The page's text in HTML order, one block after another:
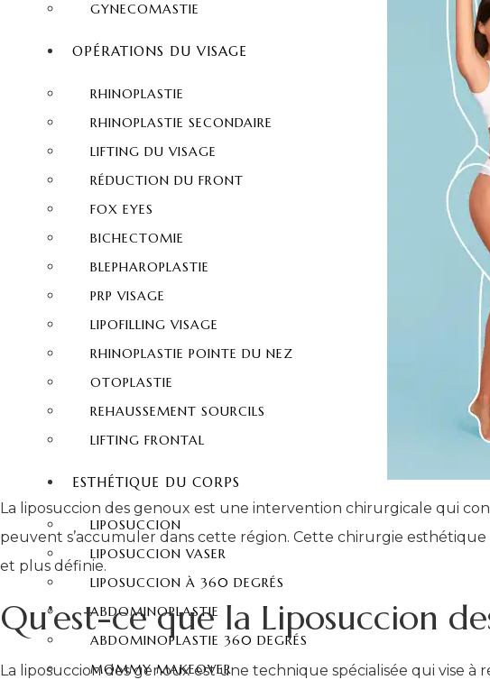
GYNECOMASTIE
OPÉRATIONS DU VISAGE
RHINOPLASTIE
RHINOPLASTIE SECONDAIRE
LIFTING DU VISAGE
RÉDUCTION DU FRONT
FOX EYES
BICHECTOMIE
BLEPHAROPLASTIE
PRP VISAGE
LIPOFILLING VISAGE
RHINOPLASTIE POINTE DU NEZ
OTOPLASTIE
REHAUSSEMENT SOURCILS
LIFTING FRONTAL
ESTHÉTIQUE DU CORPS
LIPOSUCCION
LIPOSUCCION VASER
LIPOSUCCION À 360 DEGRÉS
ABDOMINOPLASTIE
ABDOMINOPLASTIE 360 DEGRÉS
MOMMY MAKEOVER
La liposuccion des genoux est une intervention chirurgicale qui
peuvent s’accumuler dans cette région. Cette chirurgie
et plus définie.
Qu’est-ce que la Liposuccion
La liposuccion des genoux est une technique spécialisée qui vise